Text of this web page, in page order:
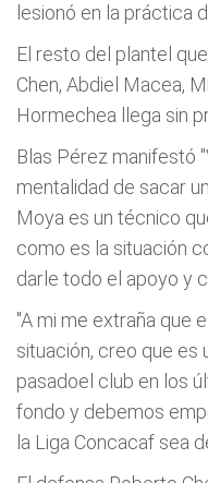
lesionó en la práctica
El resto del plantel
Chen, Abdiel Macea,
Hormechea llega sin
Blas Pérez manifestó
mentalidad de sacar
Moya es un técnico
como es la situación
darle todo el apoyo y
"A mi me extraña que
situación, creo que es
pasadoel club en los
fondo y debemos
la Liga Concacaf sea